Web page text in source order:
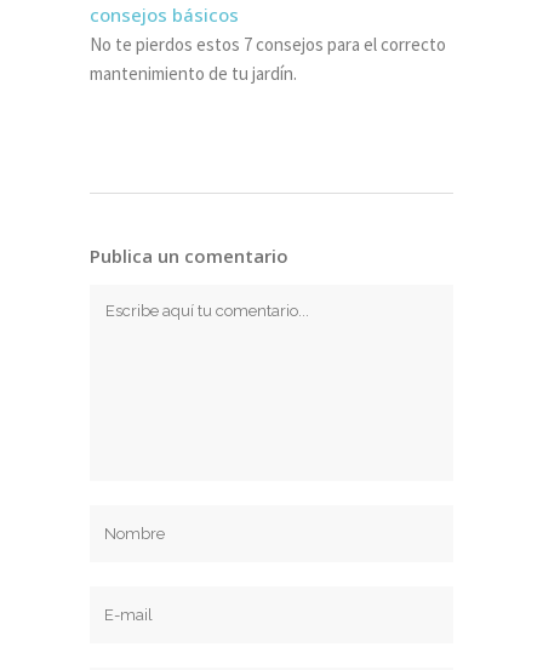
consejos básicos
No te pierdos estos 7 consejos para el correcto
mantenimiento de tu jardín.
Publica un comentario